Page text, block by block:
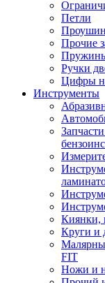
Петли
Прочие
Ручки
Цифры
Инструменты
Киянки,
Круги и
FIT
Ножи и